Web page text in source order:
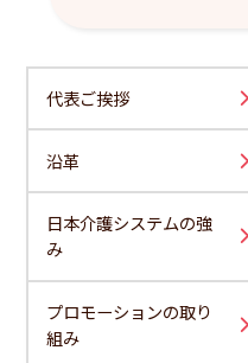
代表ご挨拶
沿革
日本介護システムの強
み
プロモーションの取り
組み